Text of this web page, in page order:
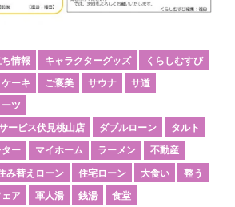
情報 キャラクターグッズ
くらしむすび
ケーキ ご褒美 サウナ
サ道
ツ
ービス伏見桃山店
ダブルローン
タルト
ー マイホーム ラーメン
不動産
み替えローン 住宅ローン 大食い
整う
ア 軍人湯 銭湯 食堂